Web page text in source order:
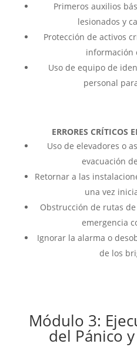
Primeros auxilios
lesionados y
Protección de activos
información
Uso de equipo de
personal
ERRORES CRÍTICOS
Uso de elevadores o
evacuación
Retornar a las
una vez
Obstrucción de rutas
emergencia
Ignorar la alarma o
de los
Módulo 3:
del Pánico